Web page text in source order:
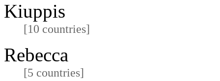
Kiuppis
[10 countries]
Rebecca
[5 countries]